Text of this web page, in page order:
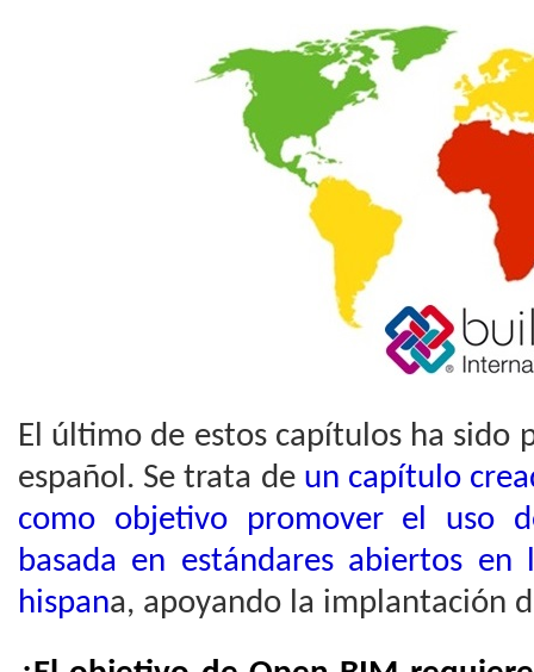
El último de estos capítulos ha sido
español. Se trata deun capítulo
como objetivo promover el uso
basada en estándares abiertos
hispana, apoyando la implantación